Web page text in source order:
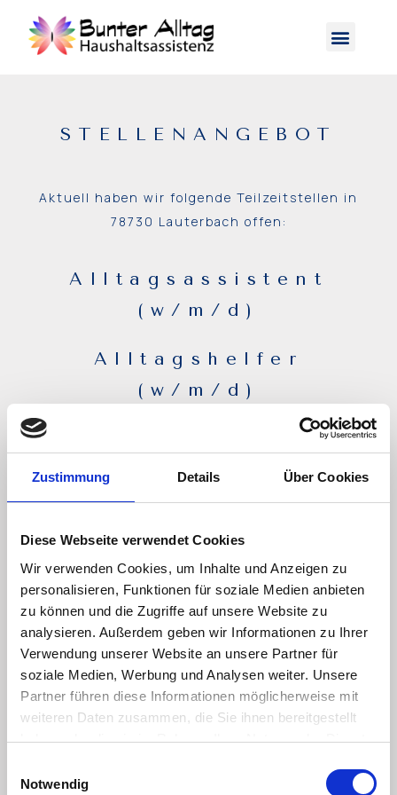
Zustimmung Details Über Cookies
Diese Webseite verwendet Cookies
Wir verwenden Cookies, um Inhalte und Anzeigen zu
personalisieren, Funktionen für soziale Medien anbieten
zu können und die Zugriffe auf unsere Website zu
analysieren. Außerdem geben wir Informationen zu Ihrer
Verwendung unserer Website an unsere Partner für
soziale Medien, Werbung und Analysen weiter. Unsere
Partner führen diese Informationen möglicherweise mit
weiteren Daten zusammen, die Sie ihnen bereitgestellt
haben oder die sie im Rahmen Ihrer Nutzung der Dienste
Notwendig
STELLENANGEBOT
Aktuell haben wir folgende Teilzeitstellen in
78730 Lauterbach offen:
Alltagsassistent
(w/m/d)
Alltagshelfer
(w/m/d)
Helfer (w/m/d)
Anstellung im ersten Halbjahr.
Ihr Profil
Führerschein und PKW zum Erreichen der
ambulanten Einsatzstellen
Engagement und Verständnis für Menschen in
erschwerter Lebenssituation
Motivation für sinnstiftende
Alltagsunterstützung
grenzachtender Umgang